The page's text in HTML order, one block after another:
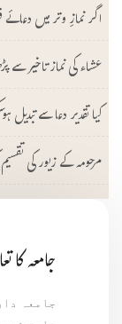
اگر نمازِ وتر میں
عشاء کی نماز تاخیر سے
کیا تقدیر دعا سے تبدیل
مرحومہ کے زیور کی
جامعہ
جامعہ